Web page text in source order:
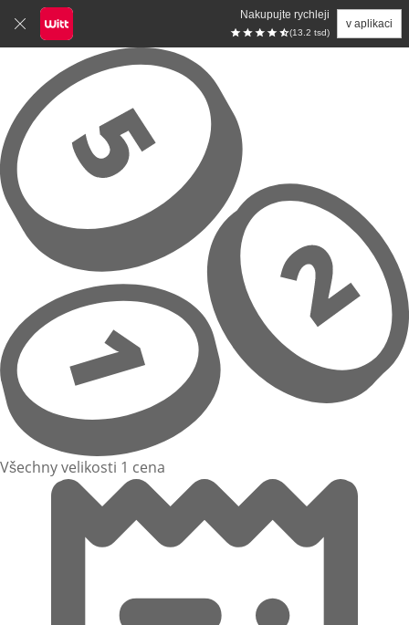
Nakupujte rychleji
(13.2 tsd)
v aplikaci
Přeskočit na hlavní obsah
Všechny velikosti 1 cena